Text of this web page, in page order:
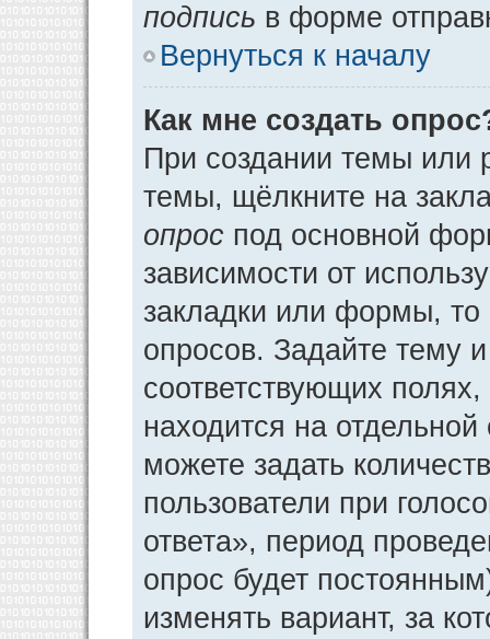
подпись в форме
Вернуться к началу
Как мне создать
При создании темы или
темы, щёлкните на
опрос под основной
зависимости от
закладки или формы, то
опросов. Задайте тему
соответствующих
находится на
можете задать
пользователи при
ответа», период
опрос будет
изменять вариант, за